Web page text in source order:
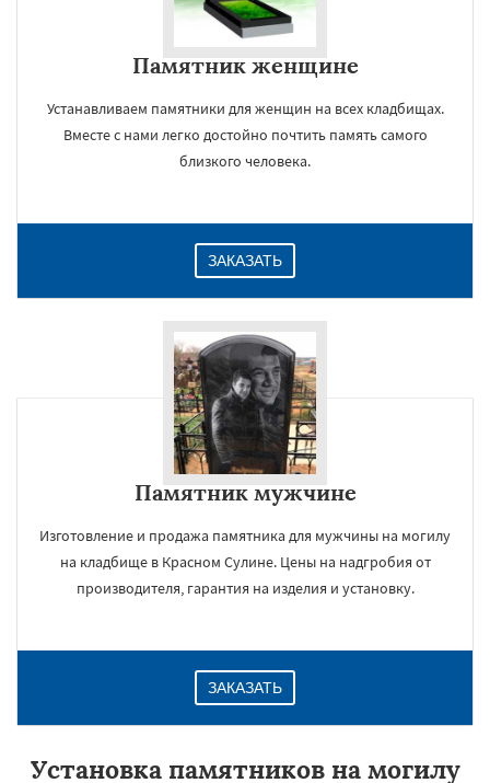
Памятник женщине
Устанавливаем памятники для женщин на всех кладбищах.
Вместе с нами легко достойно почтить память самого
близкого человека.
ЗАКАЗАТЬ
Памятник мужчине
Изготовление и продажа памятника для мужчины на могилу
на кладбище в Красном Сулине. Цены на надгробия от
производителя, гарантия на изделия и установку.
ЗАКАЗАТЬ
Установка памятников на могилу